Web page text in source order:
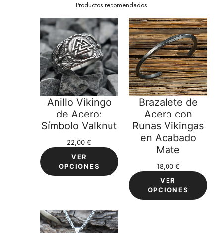
Productos recomendados
Anillo Vikingo
de Acero:
Símbolo Valknut
22,00€
VER
OPCIONES
Brazalete de
Acero con
Runas Vikingas
en Acabado
Mate
18,00 €
VER
OPCIONES